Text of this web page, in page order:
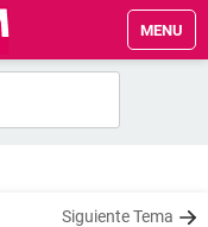
MENU
Siguiente Tema